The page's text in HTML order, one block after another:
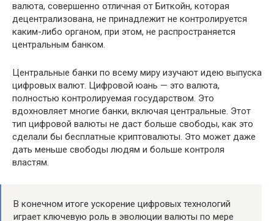
валюта, совершенно отличная от Биткойн, которая
децентрализована, не принадлежит не контролируется
каким-либо органом, при этом, не распространяется
центральным банком.
Центральные банки по всему миру изучают идею выпуска
цифровых валют. Цифровой юань — это валюта,
полностью контролируемая государством. Это
вдохновляет многие банки, включая центральные. Этот
тип цифровой валюты не даст больше свободы, как это
сделали бы бесплатные криптовалюты. Это может даже
дать меньше свободы людям и больше контроля
властям.
В конечном итоге ускорение цифровых технологий
играет ключевую роль в эволюции валюты по мере